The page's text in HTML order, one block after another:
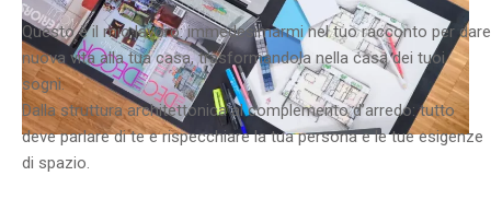
Questo è il mio lavoro: immedesimarmi nel tuo racconto per dare
nuova vita alla tua casa, trasformandola nella casa dei tuoi
sogni.
Dalla struttura architettonica al complemento d’arredo: tutto
deve parlare di te e rispecchiare la tua persona e le tue esigenze
di spazio.